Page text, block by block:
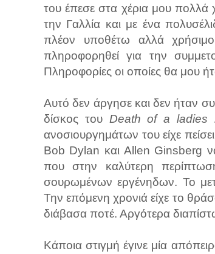
του έπεσε στα χέρια μου
την Γαλλία και με ένα
πλέον υποθέτω αλλά
πληροφορηθεί για την
Πληροφορίες οι οποίες θα μου
Αυτό δεν άργησε και δεν ήταν
δίσκος του Death of a ladies
ανοσιουργημάτων του είχε
Bob Dylan και Allen Ginsberg
που στην καλύτερη
σουρωμένων εργένηδων. Το
Την επόμενη χρονιά είχε το
διάβασα ποτέ. Αργότερα
Κάποια στιγμή έγινε μία